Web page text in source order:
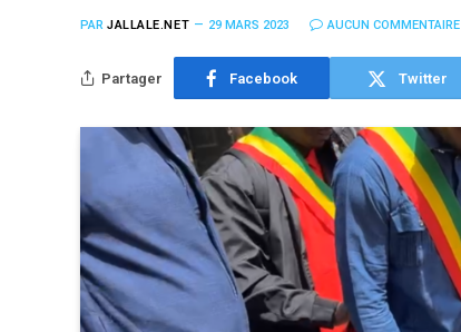
PAR JALLALE.NET 29 MARS 2023 AUCUN COMMENTAIRE
Partager Facebook Twitter